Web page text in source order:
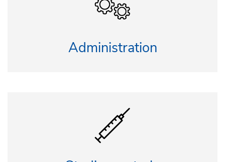
Administration